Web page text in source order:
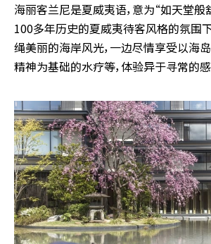
海丽客兰尼是夏威夷语，意为“如天堂般
100多年历史的夏威夷待客风格的氛围
绳美丽的海岸风光，一边尽情享受以海
精神为基础的水疗等，体验异于寻常的感